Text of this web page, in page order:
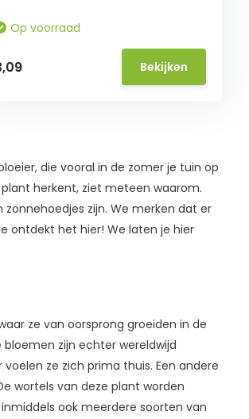
Op voorraad
Bekijken
die vooral in de zomer je tuin op
herkent, ziet meteen waarom.
zijn. We merken dat er
ontdekt het hier! We laten je hier
ze van oorsprong groeiden in de
bloemen zijn echter wereldwijd
ze zich prima thuis. Een andere
wortels van deze plant worden
ook meerdere soorten van